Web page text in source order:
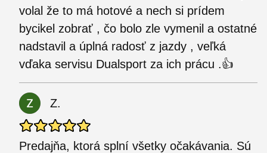
volal že to má hotové a nech si prídem
bycikel zobrať , čo bolo zle vymenil a ostatné
nadstavil a úplná radosť z jazdy , veľká
vďaka servisu Dualsport za ich prácu .👍
Z.
Predajňa, ktorá splní všetky očakávania. Sú